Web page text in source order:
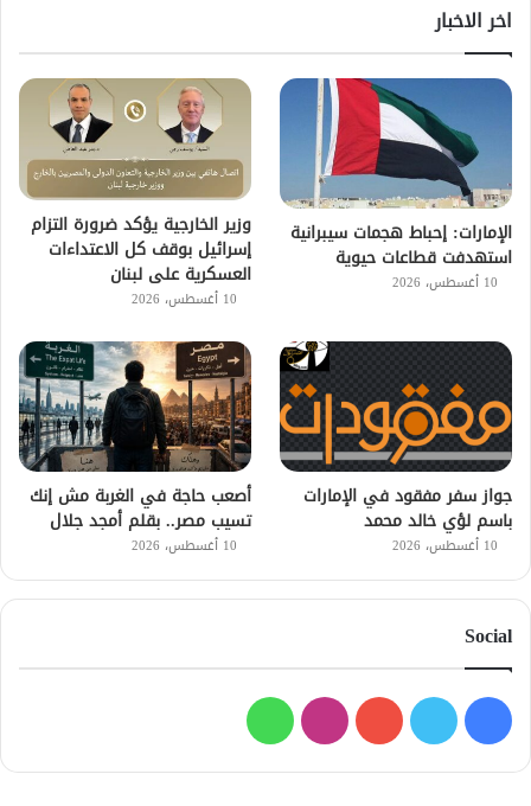
اخر الاخبار
الإمارات: إحباط هجمات سيبرانية
استهدفت قطاعات حيوية
10 أغسطس، 2026
وزير الخارجية يؤكد ضرورة التزام
إسرائيل بوقف كل الاعتداءات
العسكرية على لبنان
10 أغسطس، 2026
جواز سفر مفقود في الإمارات
باسم لؤي خالد محمد
10 أغسطس، 2026
أصعب حاجة في الغربة مش إنك
تسيب مصر.. بقلم أمجد جلال
10 أغسطس، 2026
Social
فيسبوك
تويتر يوتيوبانستقرامواتساب